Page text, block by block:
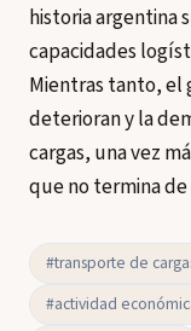
historia argentina
capacidades
Mientras tanto, el
deterioran y la
cargas, una vez
que no termina
#transporte de
#actividad